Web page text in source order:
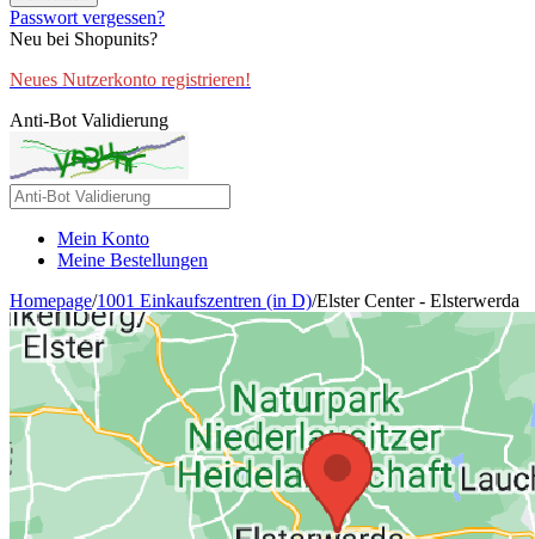
Passwort vergessen?
Neu bei Shopunits?
Neues Nutzerkonto registrieren!
Anti-Bot Validierung
Mein Konto
Meine Bestellungen
Homepage/1001 Einkaufszentren (in D)/Elster Center - Elsterwerda